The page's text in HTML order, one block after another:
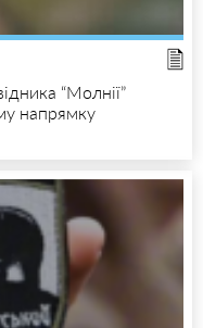
“Молнії”
напрямку